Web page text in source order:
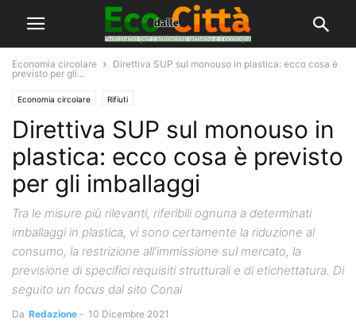
Economia circolare
Direttiva SUP sul monouso in plastica: ecco cosa è
previsto per gli...
Economia circolare Rifiuti
Direttiva SUP sul monouso in
plastica: ecco cosa è previsto
per gli imballaggi
Tra le misure più rilevanti, riferibili ognuna a determinati
imballaggi in plastica, vi sono certamente la riduzione al
consumo, la restrizione all’immissione sul mercato, la
previsione di specifici requisiti strutturali e di etichettatura. Di
seguito un focus dal sito Conai
Da Redazione - 10 Dicembre 2021